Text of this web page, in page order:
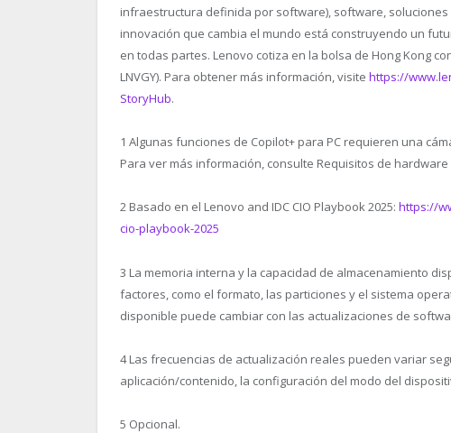
infraestructura definida por software), software,
innovación que cambia el mundo está construyendo un
en todas partes. Lenovo cotiza en la bolsa de Hong Kong
LNVGY). Para obtener más información, visite https://
StoryHub.
1 Algunas funciones de Copilot+ para PC requieren una
Para ver más información, consulte Requisitos de
2 Basado en el Lenovo and IDC CIO Playbook 2025: https://
cio-playbook-2025
3 La memoria interna y la capacidad de almacenamiento
factores, como el formato, las particiones y el sistema
disponible puede cambiar con las actualizaciones de
4Las frecuencias de actualización reales pueden variar
aplicación/contenido, la configuración del modo del
5 Opcional.